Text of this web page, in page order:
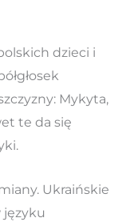
dzieci i
Mykyta,
te da się
Ukraińskie
języku